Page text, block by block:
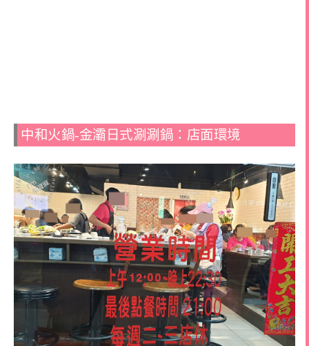
中和火鍋-金灞日式涮涮鍋：店面環境